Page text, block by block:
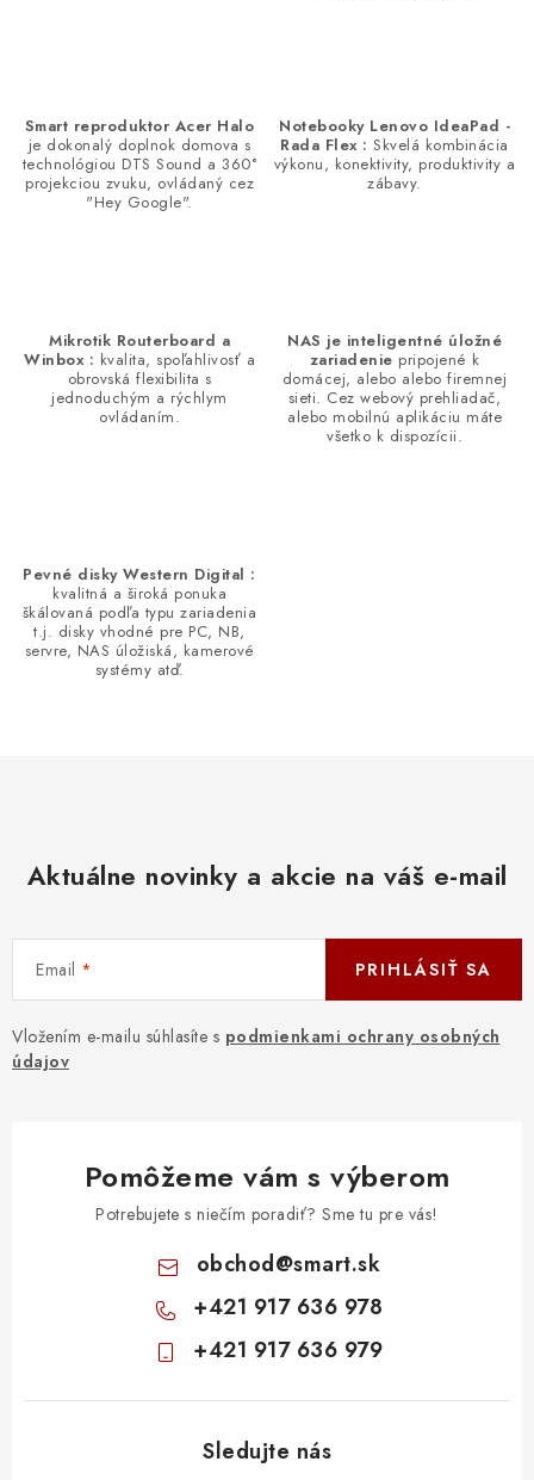
Smart reproduktor Acer Halo
je dokonalý doplnok domova s
technológiou DTS Sound a 360°
projekciou zvuku, ovládaný cez
"Hey Google".
Notebooky Lenovo IdeaPad -
Rada Flex : Skvelá kombinácia
výkonu, konektivity, produktivity a
zábavy.
Mikrotik Routerboard a
Winbox : kvalita, spoľahlivosť a
obrovská flexibilita s
jednoduchým a rýchlym
ovládaním.
NAS je inteligentné úložné
zariadenie pripojené k
domácej, alebo alebo firemnej
sieti. Cez webový prehliadač,
alebo mobilnú aplikáciu máte
všetko k dispozícii.
Pevné disky Western Digital :
kvalitná a široká ponuka
škálovaná podľa typu zariadenia
t.j. disky vhodné pre PC, NB,
servre, NAS úložiská, kamerové
systémy atď.
Aktuálne novinky a akcie na váš e-mail
Email
Vložením e-mailu súhlasíte s podmienkami ochrany osobných
údajov
PRIHLÁSIŤ SA
Pomôžeme vám s výberom
Potrebujete s niečím poradiť? Sme tu pre vás!
obchod@smart.sk
+421 917 636 978
+421 917 636 979